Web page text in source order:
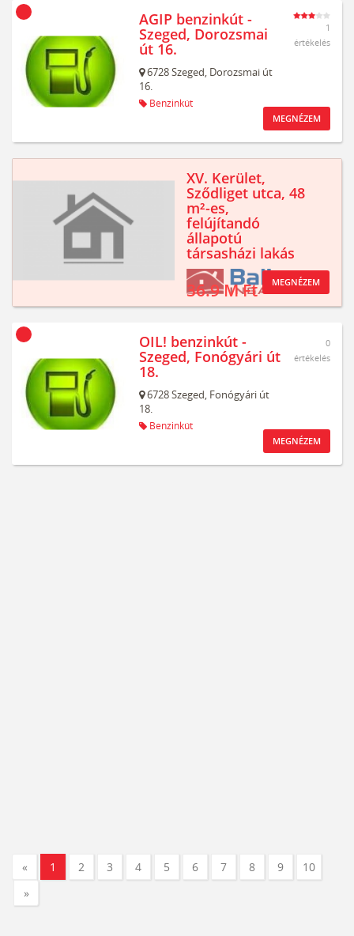
AGIP benzinkút -
Szeged, Dorozsmai
út 16.
6728Szeged, Dorozsmai út
16.
Benzinkút
1
értékelés
MEGNÉZEM
XV. Kerület,
Sződliget utca, 48
m²-es,
felújítandó
állapotú
társasházi lakás
36.9 M Ft MEGNÉZEM
OIL! benzinkút -
Szeged, Fonógyári út
18.
6728Szeged, Fonógyári út
18.
Benzinkút
0
értékelés
MEGNÉZEM
« 1 2 3 4 5 6 7 8 9
10
»